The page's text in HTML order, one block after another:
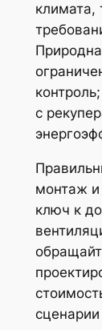
климата,
с
монтаж и
ключ к
сценарии